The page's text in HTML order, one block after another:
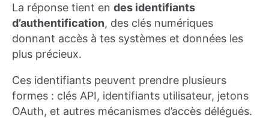
La réponse tient en des identifiants
d’authentification, des clés numériques
donnant accès à tes systèmes et données les
plus précieux.
Ces identifiants peuvent prendre plusieurs
formes : clés API, identifiants utilisateur, jetons
OAuth, et autres mécanismes d’accès délégués.